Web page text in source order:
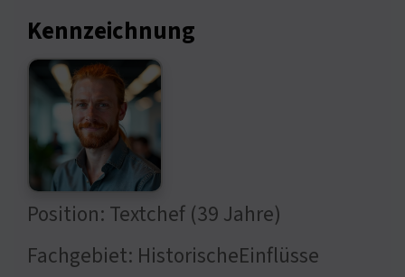
Kennzeichnung
Position: Textchef (39 Jahre)
Fachgebiet: HistorischeEinflüsse